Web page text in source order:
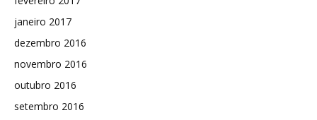
janeiro 2017
dezembro 2016
novembro 2016
outubro 2016
setembro 2016